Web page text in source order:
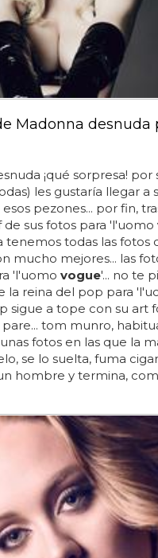
Madonna desnuda
¡qué sorpresa!
les gustaría llegar a
pezones... por fin,
de sus fotos para 'l'uomo
tenemos todas las fotos
mucho mejores... las
'l'uomo vogue'... no te
la reina del pop para
sigue a tope con su art
tom munro,
fotos en las que la
se lo suelta, fuma
hombre y termina,